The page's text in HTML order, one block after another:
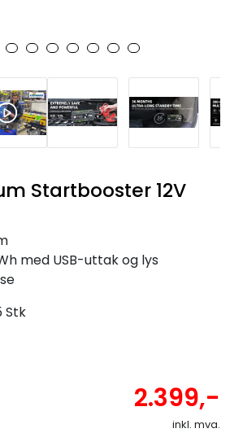
Startbooster 12V
med USB-uttak og lys
Stk
2.399,-
inkl. mva.